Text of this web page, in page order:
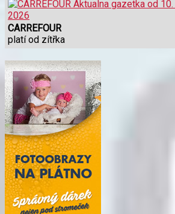
CARREFOUR
platí od zítřka